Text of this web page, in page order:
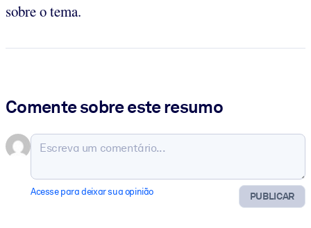
sobre o tema.
Comente sobre este resumo
PUBLICAR
Acesse para deixar sua opinião